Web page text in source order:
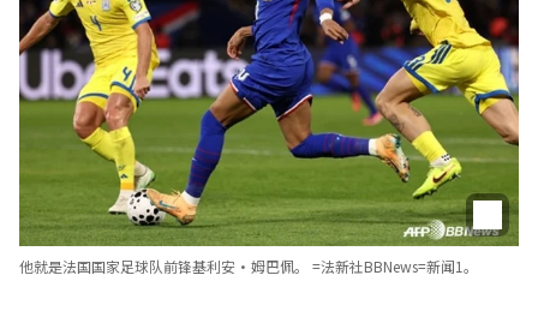
他就是法国国家足球队前锋基利安·姆巴佩。 =法新社BBNews=新闻1。